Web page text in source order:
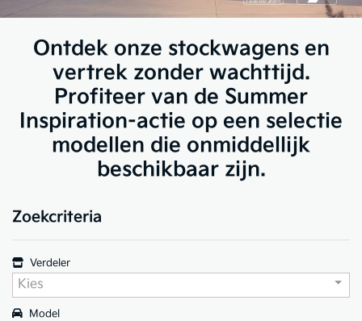
Ontdek onze stockwagens en
vertrek zonder wachttijd.
Profiteer van de Summer
Inspiration-actie op een selectie
modellen die onmiddellijk
beschikbaar zijn.
Zoekcriteria
Verdeler
Kies
Model